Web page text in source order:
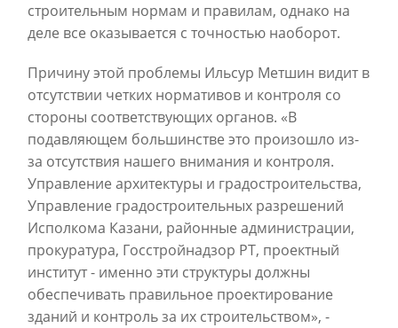
строительным нормам и правилам, однако на
деле все оказывается с точностью наоборот.
Причину этой проблемы Ильсур Метшин видит в
отсутствии четких нормативов и контроля со
стороны соответствующих органов. «В
подавляющем большинстве это произошло из-
за отсутствия нашего внимания и контроля.
Управление архитектуры и градостроительства,
Управление градостроительных разрешений
Исполкома Казани, районные администрации,
прокуратура, Госстройнадзор РТ, проектный
институт - именно эти структуры должны
обеспечивать правильное проектирование
зданий и контроль за их строительством», -